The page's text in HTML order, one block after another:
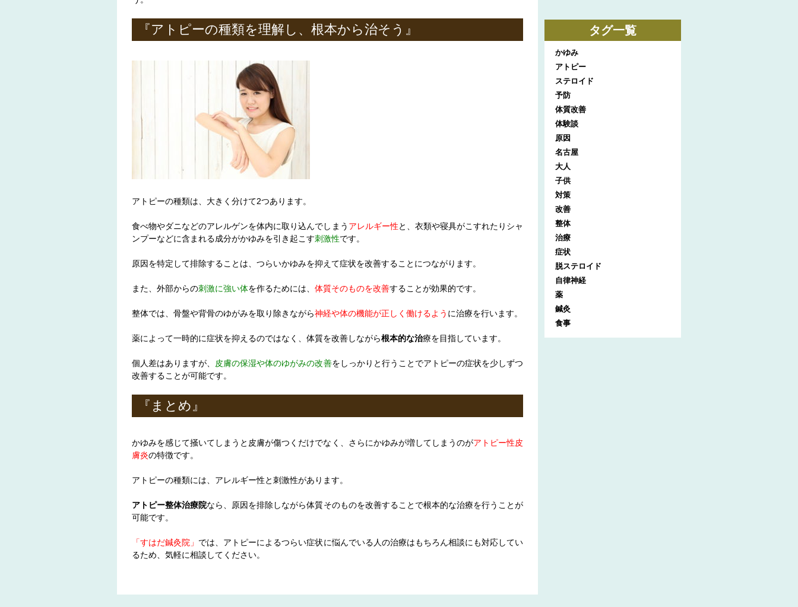
『アトピーの種類を理解し、根本から治そう』
アトピーの種類は、大きく分けて2つあります。
食べ物やダニなどのアレルゲンを体内に取り込んでしまう アレルギー性と、衣類や寝具がこすれたりシャ
ンプーなどに含まれる成分がかゆみを引き起こす刺激性です。
原因を特定して排除することは、つらいかゆみを抑えて症状を改善することにつながります。
また、外部からの刺激に強い体を作るためには、 体質そのものを改善することが効果的です。
整体では、骨盤や背骨のゆがみを取り除きながら神経や体の機能が正しく働けるよう に治療を行います。
薬によって一時的に症状を抑えるのではなく、体質を改善しながら根本的な治療を目指しています。
個人差はありますが、 皮膚の保湿や体のゆがみの改善をしっかりと行うことでアトピーの症状を少しずつ
改善することが可能です。
『まとめ』
かゆみを感じて掻いてしまうと皮膚が傷つくだけでなく、さらにかゆみが増してしまうのがアトピー性皮
膚炎の特徴です。
アトピーの種類には、アレルギー性と刺激性があります。
アトピー整体治療院なら、原因を排除しながら体質そのものを改善することで根本的な治療を行うことが
可能です。
「すはだ鍼灸院 」 では、アトピーによるつらい症状に悩んでいる人の治療はもちろん相談にも対応してい
るため、気軽に相談してください。
タグ一覧
かゆみ
アトピー
ステロイド
予防
体質改善
体験談
原因
名古屋
大人
子供
対策
改善
整体
治療
症状
脱ステロイド
自律神経
薬
鍼灸
食事